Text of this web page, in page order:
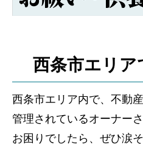
西条市エリア
西条市エリア内で、不動
管理されているオーナー
お困りでしたら、ぜひ涙